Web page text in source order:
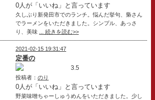
0人が「いいね」と言っています
久しぶり新発田市でのランチ。悩んだ挙句、梟さん
でラーメンをいただきました。シンプル、あっさ
り、美味
... 続きを読む>>
2021-02-15 19:31:47
定番の
3.5
投稿者： のり
0人が「いいね」と言っています
野菜味噌ちゃーしゅうめんをいただきました。少し